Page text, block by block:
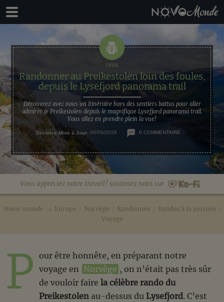
Passer
navigation
principale
Passer
au
principal
Vous appréciez notre travail? soutenez nous sur
Novo-monde Europe Norvège Randonnée Randos à la journée
Voyage
Randonner au Preikestolen loin des foules,
depuis le Lysefjord panorama trail
Découvrez avec nous un itinéraire hors des sentiers battus pour aller
admirer le Preikestolen depuis le magnifique Lysefjord panorama trail.
Vous allez en prendre plein la vue!
Dernière Mise à Jour: 06/06/2026 0 COMMENTAIRE
P our être honnête, en préparant notre
voyage en Norvège , on n’était pas très sûr
de vouloir faire la célèbre rando du
Preikestolen au-dessus du Lysefjord. C’est